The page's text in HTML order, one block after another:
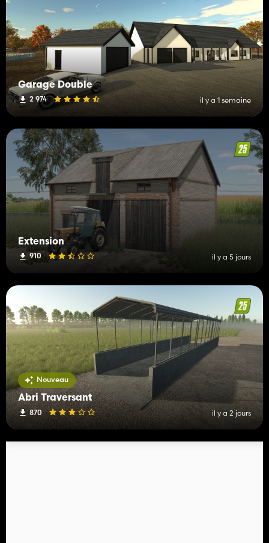
Garage Double
2 974 il y a 1 semaine
Extension
910 il y a 5 jours
Nouveau
Abri Traversant
870 il y a 2 jours